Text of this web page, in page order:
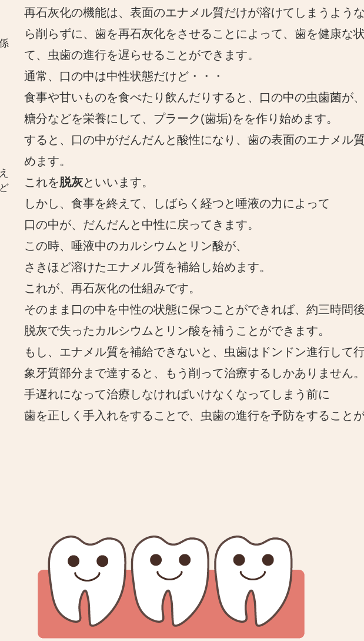
再石灰化の機能は、表面のエナメル質だけが溶けてしまうよう
ら削らずに、歯を再石灰化をさせることによって、歯を健康な
て、虫歯の進行を遅らせることができます。
通常、口の中は中性状態だけど・・・
食事や甘いものを食べたり飲んだりすると、口の中の虫歯菌が、
糖分などを栄養にして、プラーク(歯垢)をを作り始めます。
すると、口の中がだんだんと酸性になり、歯の表面のエナメル
めます。
これを脱灰といいます。
しかし、食事を終えて、しばらく経つと唾液の力によって
口の中が、だんだんと中性に戻ってきます。
この時、唾液中のカルシウムとリン酸が、
さきほど溶けたエナメル質を補給し始めます。
これが、再石灰化の仕組みです。
そのまま口の中を中性の状態に保つことができれば、約三時間後
脱灰で失ったカルシウムとリン酸を補うことができます。
もし、エナメル質を補給できないと、虫歯はドンドン進行して行
象牙質部分まで達すると、もう削って治療するしかありません。
手遅れになって治療しなければいけなくなってしまう前に
歯を正しく手入れをすることで、虫歯の進行を予防をすることが